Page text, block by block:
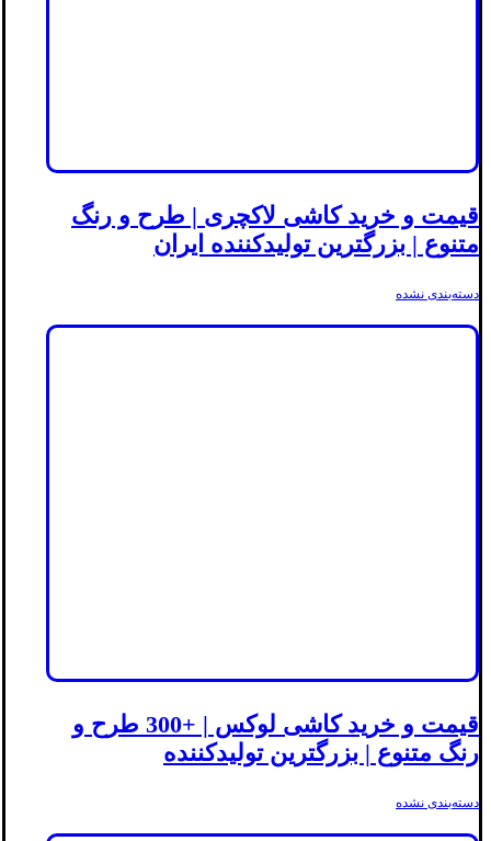
قیمت و خرید کاشی لاکچری | طرح و رنگ
متنوع | بزرگترین تولیدکننده ایران
دسته‌بندی نشده
قیمت و خرید کاشی لوکس | +300 طرح و
رنگ متنوع | بزرگترین تولیدکننده
دسته‌بندی نشده